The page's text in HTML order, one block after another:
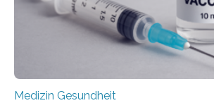
Medulloblastoms gefunden. Die
Stiftung unterstützte das Projekt…
Medizin Gesundheit